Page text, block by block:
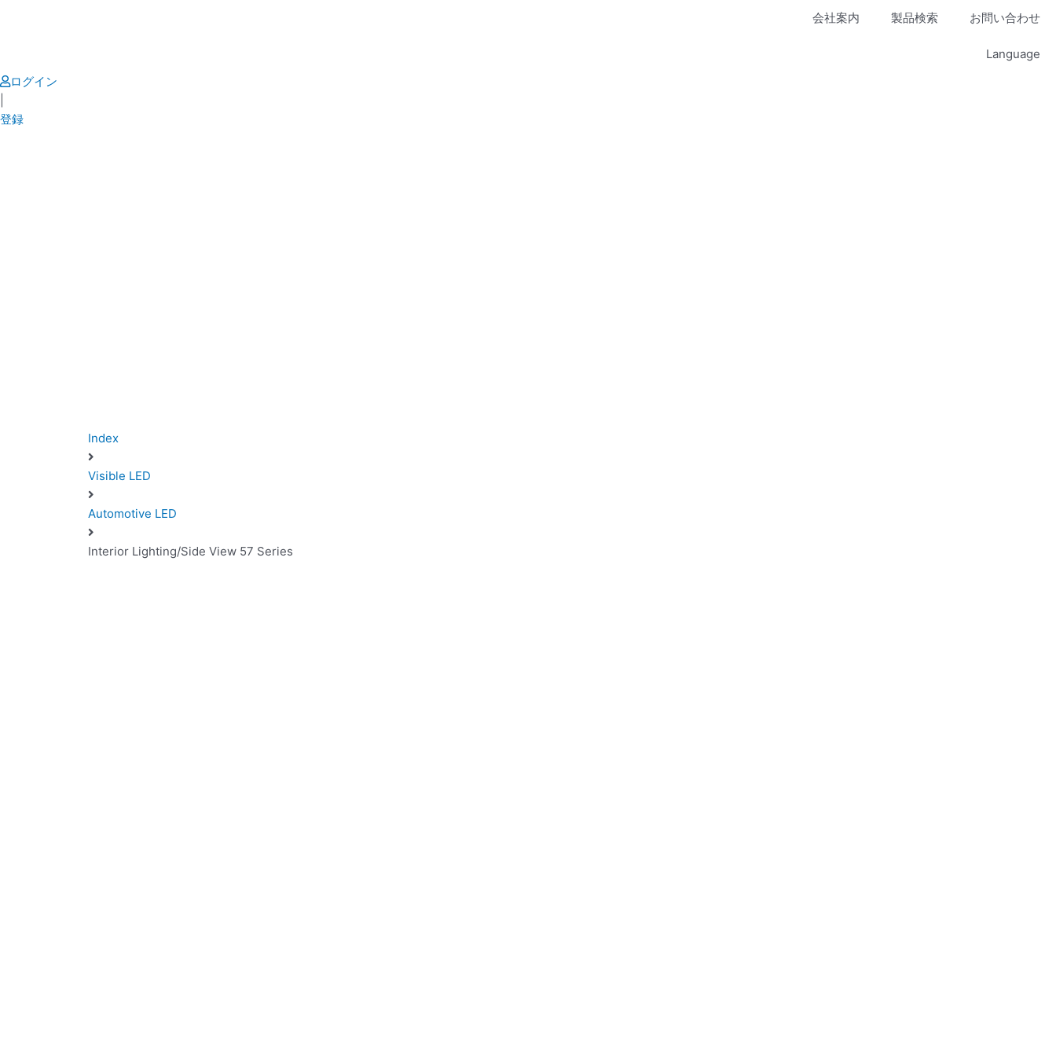
会社案内 製品検索 お問い合わせ
Language
ログイン
登録
Index
Visible LED
Automotive LED
Interior Lighting/Side View 57 Series